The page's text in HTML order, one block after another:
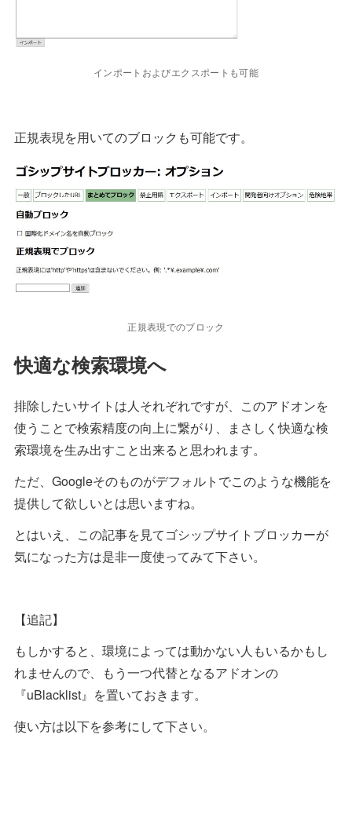
インポートおよびエクスポートも可能
正規表現を用いてのブロックも可能です。
正規表現でのブロック
快適な検索環境へ
排除したいサイトは人それぞれですが、このアドオンを
使うことで検索精度の向上に繋がり、まさしく快適な検
索環境を生み出すこと出来ると思われます。
ただ、Googleそのものがデフォルトでこのような機能を
提供して欲しいとは思いますね。
とはいえ、この記事を見てゴシップサイトブロッカーが
気になった方は是非一度使ってみて下さい。
【追記】
もしかすると、環境によっては動かない人もいるかもし
れませんので、もう一つ代替となるアドオンの
『uBlacklist』を置いておきます。
使い方は以下を参考にして下さい。